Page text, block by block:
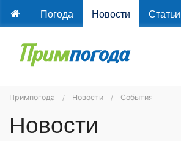
Погода Новости Статьи
Примпогода Новости События
Новости